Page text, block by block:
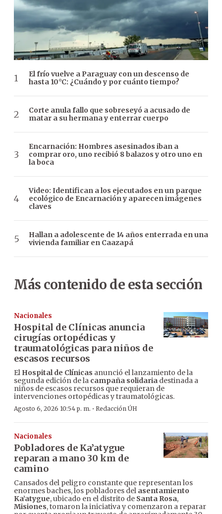
El frío vuelve a Paraguay con un descenso de
hasta 10°C: ¿Cuándo y por cuánto tiempo?
Corte anula fallo que sobreseyó a acusado de
matar a su hermana y enterrar cuerpo
Encarnación: Hombres asesinados iban a
comprar oro, uno recibió 8 balazos y otro uno en
la boca
Video: Identifican a los ejecutados en un parque
ecológico de Encarnación y aparecen imágenes
claves
Hallan a adolescente de 14 años enterrada en una
vivienda familiar en Caazapá
Más contenido de esta sección
Nacionales
Hospital de Clínicas anuncia
cirugías ortopédicas y
traumatológicas para niños de
escasos recursos
El Hospital de Clínicas anunció el lanzamiento de la
segunda edición de la campaña solidaria destinada a
niños de escasos recursos que requieran de
intervenciones ortopédicas y traumatológicas.
Agosto 6, 2026 10:54 p. m. · Redacción ÚH
Nacionales
Pobladores de Ka’atygue
reparan a mano 30 km de
camino
Cansados del peligro constante que representan los
enormes baches, los pobladores del asentamiento
Ka’atygue, ubicado en el distrito de Santa Rosa,
Misiones, tomaron la iniciativa y comenzaron a reparar